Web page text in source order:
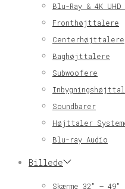
Blu-Ray & 4K
Fronthøjttalere
Centerhøjttalere
Baghøjttalere
Subwoofere
Soundbarer
Højttaler
Blu-ray Audio
Billede
Skærme 32″ – 49″